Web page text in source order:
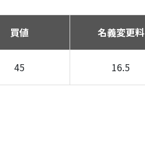
買値 名義変更料
45 16.5